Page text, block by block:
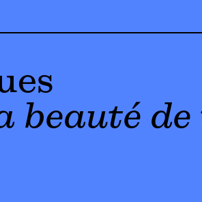
beauté de